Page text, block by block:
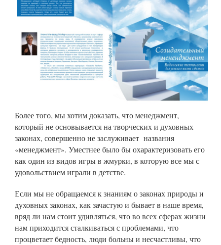
Более того, мы хотим доказать, что менеджмент,
который не основывается на творческих и духовных
законах, совершенно не заслуживает названия
«менеджмент». Уместнее было бы охарактеризовать его
как один из видов игры в жмурки, в которую все мы с
удовольствием играли в детстве.
Если мы не обращаемся к знаниям о законах природы и
духовных законах, как зачастую и бывает в наше время,
вряд ли нам стоит удивляться, что во всех сферах жизни
нам приходится сталкиваться с проблемами, что
процветает бедность, люди больны и несчастливы, что